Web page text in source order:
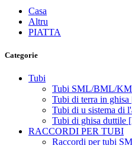
Casa
Altru
PIATTA
Categorie
Tubi
Tubi SML/BML/
Tubi di terra in
Tubi di u sistema di
Tubi di ghisa duttile
RACCORDI PER TUBI
Raccordi per tubi